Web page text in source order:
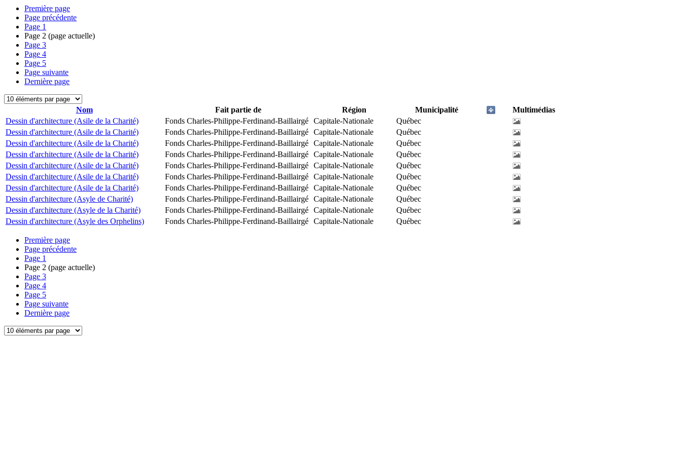
Première page
Page précédente
Page 1
Page 2 (page actuelle)
Page 3
Page 4
Page 5
Page suivante
Dernière page
Nom Fait partie de Région Municipalité
Multimédias
Dessin d'architecture (Asile de la Charité)
Fonds Charles-Philippe-Ferdinand-Baillairgé Capitale-Nationale
Québec
Dessin d'architecture (Asile de la Charité)
Fonds Charles-Philippe-Ferdinand-Baillairgé Capitale-Nationale
Québec
Dessin d'architecture (Asile de la Charité)
Fonds Charles-Philippe-Ferdinand-Baillairgé Capitale-Nationale
Québec
Dessin d'architecture (Asile de la Charité)
Fonds Charles-Philippe-Ferdinand-Baillairgé Capitale-Nationale
Québec
Dessin d'architecture (Asile de la Charité)
Fonds Charles-Philippe-Ferdinand-Baillairgé Capitale-Nationale
Québec
Dessin d'architecture (Asile de la Charité)
Fonds Charles-Philippe-Ferdinand-Baillairgé Capitale-Nationale
Québec
Dessin d'architecture (Asile de la Charité)
Fonds Charles-Philippe-Ferdinand-Baillairgé Capitale-Nationale
Québec
Dessin d'architecture (Asyle de Charité)
Fonds Charles-Philippe-Ferdinand-Baillairgé Capitale-Nationale
Québec
Dessin d'architecture (Asyle de la Charité)
Fonds Charles-Philippe-Ferdinand-Baillairgé Capitale-Nationale
Québec
Dessin d'architecture (Asyle des Orphelins)
Fonds Charles-Philippe-Ferdinand-Baillairgé Capitale-Nationale Québec
Première page
Page précédente
Page 1
Page 2 (page actuelle)
Page 3
Page 4
Page 5
Page suivante
Dernière page